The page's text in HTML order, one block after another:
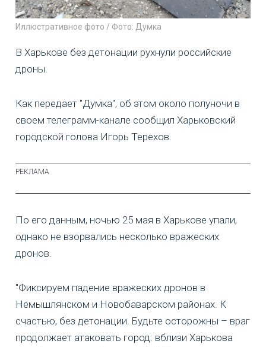
Иллюстративное фото / Фото: Думка
В Харькове без детонации рухнули российские
дроны.
Как передает "Думка", об этом около полуночи в
своем телеграмм-канале сообщил Харьковский
городской голова Игорь Терехов.
По его данным, ночью 25 мая в Харькове упали,
однако не взорвались несколько вражеских
дронов.
"Фиксируем падение вражеских дронов в
Немышлянском и Новобаварском районах. К
счастью, без детонации. Будьте осторожны – враг
продолжает атаковать город: вблизи Харькова